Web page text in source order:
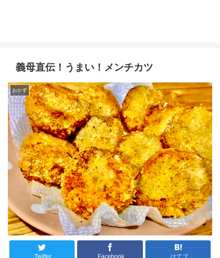
義母直伝！うまい！メンチカツ
おかず